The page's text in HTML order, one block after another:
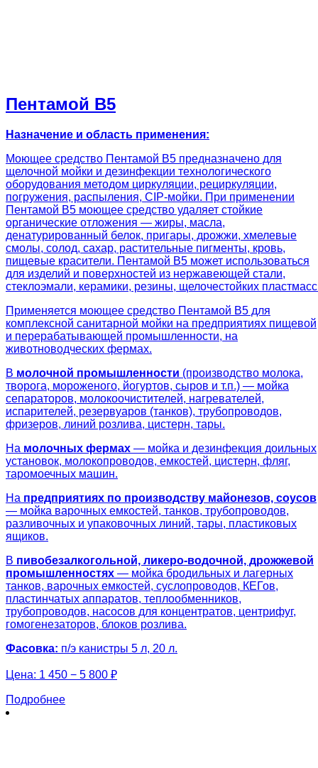
Пентамой В5
Назначение и область применения:
Моющее средство Пентамой В5 предназначено для
щелочной мойки и дезинфекции технологического
оборудования методом циркуляции, рециркуляции,
погружения, распыления, CIP-мойки. При применении
Пентамой В5 моющее средство удаляет стойкие
органические отложения — жиры, масла,
денатурированный белок, пригары, дрожжи, хмелевые
смолы, солод, сахар, растительные пигменты, кровь,
пищевые красители. Пентамой В5 может использоваться
для изделий и поверхностей из нержавеющей стали,
стеклоэмали, керамики, резины, щелочестойких
Применяется моющее средство Пентамой В5 для
комплексной санитарной мойки на предприятиях пищевой
и перерабатывающей промышленности, на
животноводческих фермах.
В молочной промышленности (производство молока,
творога, мороженого, йогуртов, сыров и т.п.) — мойка
сепараторов, молокоочистителей, нагревателей,
испарителей, резервуаров (танков), трубопроводов,
фризеров, линий розлива, цистерн, тары.
На молочных фермах — мойка и дезинфекция доильных
установок, молокопроводов, емкостей, цистерн, фляг,
таромоечных машин.
На предприятиях по производству майонезов, соусов
— мойка варочных емкостей, танков, трубопроводов,
разливочных и упаковочных линий, тары, пластиковых
ящиков.
В пивобезалкогольной, ликеро-водочной, дрожжевой
промышленностях — мойка бродильных и лагерных
танков, варочных емкостей, суслопроводов, КЕГов,
пластинчатых аппаратов, теплообменников,
трубопроводов, насосов для концентратов, центрифуг,
гомогенезаторов, блоков розлива.
Фасовка: п/э канистры 5 л, 20 л.
Цена: 1 450 − 5 800 ₽
Подробнее